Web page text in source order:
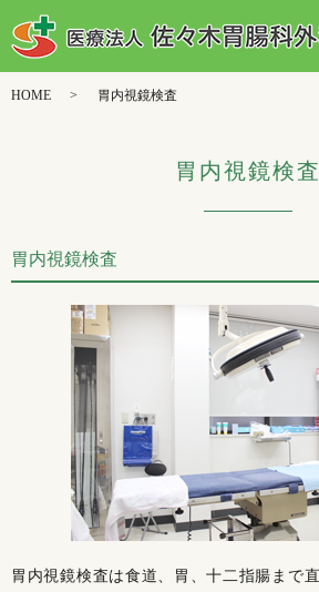
HOME 胃内視鏡検査
胃内視鏡検査
胃内視鏡検査
胃内視鏡検査は食道、胃、十二指腸まで